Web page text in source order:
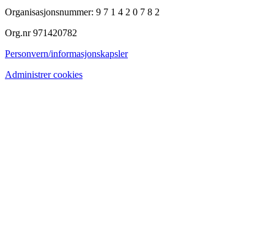
Organisasjonsnummer: 9 7 1 4 2 0 7 8 2
Org.nr 971420782
Personvern/informasjonskapsler
Administrer cookies